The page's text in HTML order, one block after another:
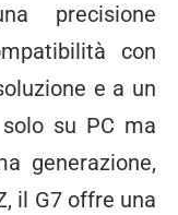
precisione
con
e a un
su PC ma
generazione,
il G7 offre una